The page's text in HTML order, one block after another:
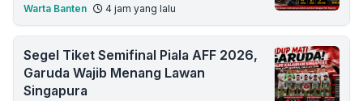
Warta Banten 4 jam yang lalu
Segel Tiket Semifinal Piala AFF 2026,
Garuda Wajib Menang Lawan
Singapura